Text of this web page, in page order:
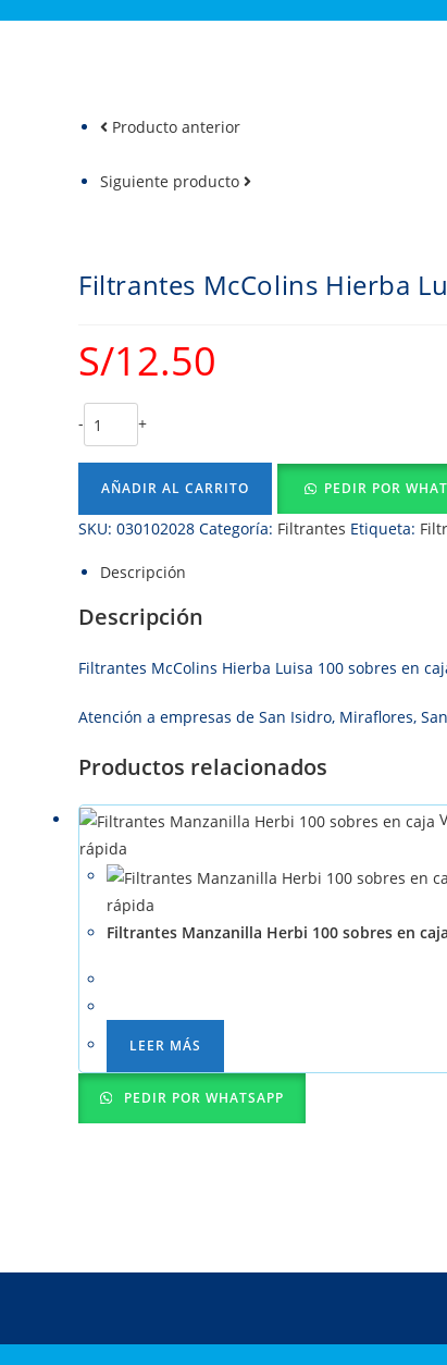
Producto anterior
Siguiente producto
Filtrantes McColins Hierba
S/12.50
- +
AÑADIR AL CARRITO PEDIR POR
SKU: 030102028 Categoría: Filtrantes Etiqueta:
Descripción
Descripción
Filtrantes McColins Hierba Luisa 100 sobres en
Atención a empresas de San Isidro, Miraflores,
Productos relacionados
rápida
rápida
Filtrantes Manzanilla Herbi 100 sobres en caja
LEER MÁS
PEDIR POR WHATSAPP